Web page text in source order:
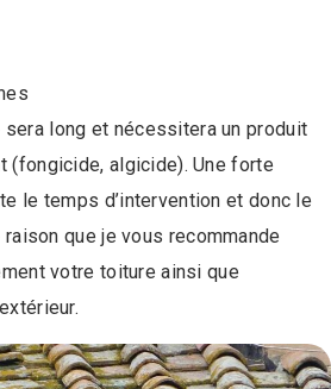
long et nécessitera un produit
(fongicide, algicide). Une forte
le temps d’intervention et donc le
que je vous recommande
votre toiture ainsi que